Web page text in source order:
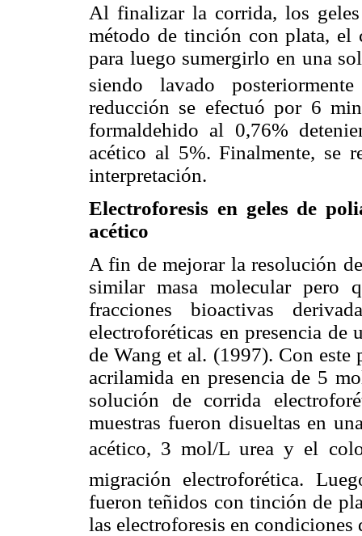
Al finalizar la corrida, los
método de tinción con plata,
para luego sumergirlo en una
siendo lavado
reducción se efectuó por 6
formaldehido al 0,76%
acético al 5%. Finalmente, se
interpretación.
Electroforesis en geles de
acético
A fin de mejorar la resolución
similar masa molecular pero
fracciones bioactivas
electroforéticas en presencia de
de Wang et al. (1997). Con este
acrilamida en presencia de 5
solución de corrida
muestras fueron disueltas en
acético, 3 mol/L urea y el
migración electroforética.
fueron teñidos con tinción de
las electroforesis en condiciones